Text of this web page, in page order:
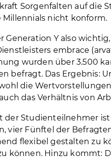
Sorgenfalten auf die
Millennials nicht konform.
Generation Y also
embrace
wurden über 3.500
befragt. Das Ergebnis:
die
das Verhältnis von
der Studienteilnehmer
vier Fünftel der
flexibel gestalten zu
können. Hinzu kommt: